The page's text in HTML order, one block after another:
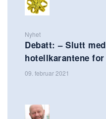
Nyhet
Debatt: – Slutt
hotellkarantene
09. februar 2021